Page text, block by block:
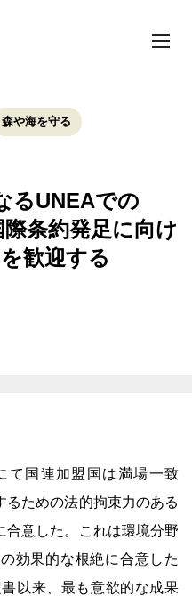
toggle
森や海を守る
るUNEAでの
条約発足に向け
歓迎する
て国連加盟国は満場一致
るための法的拘束力のある
合意した。これは環境分野
効果的な根絶に合意した
以来、最も意欲的な成果